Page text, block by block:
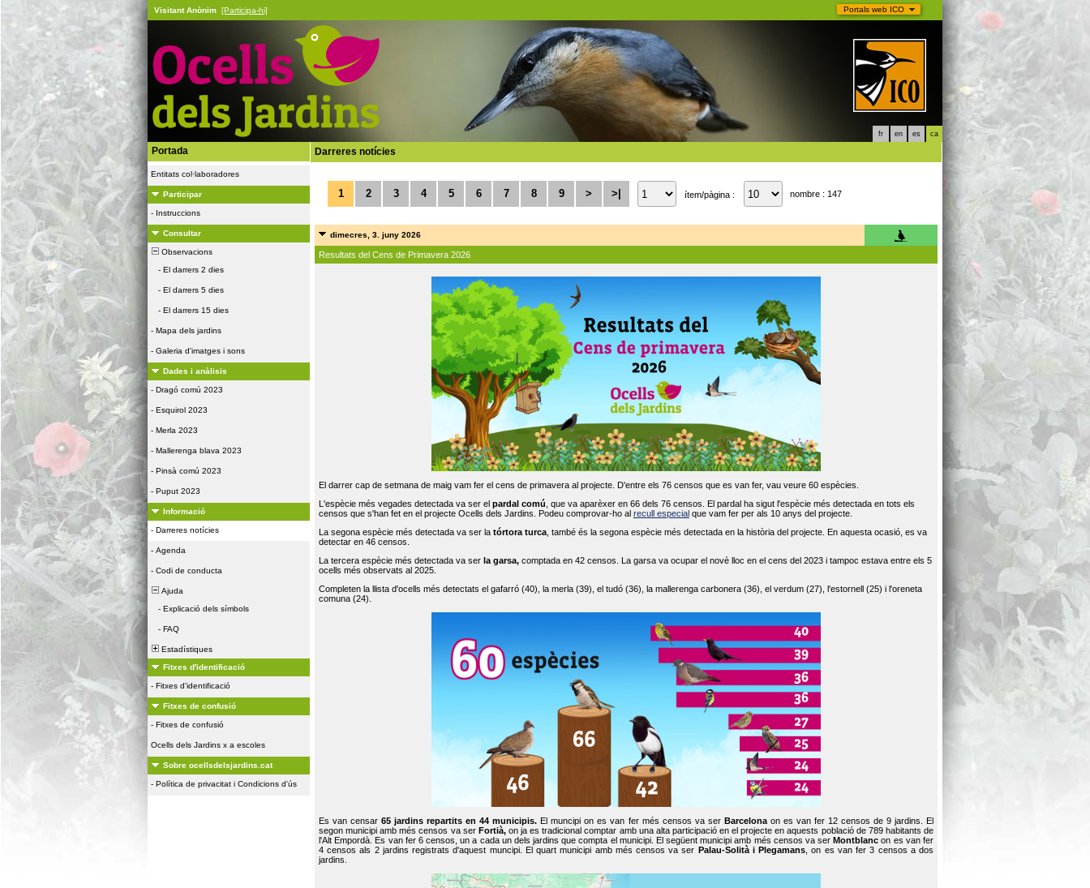
Portals web ICO
Visitant Anònim [Participa-hi]
fr en es ca
Portada
Entitats col·laboradores
Participar
- Instruccions
Consultar
Observacions
- El darrers 2 dies
- El darrers 5 dies
- El darrers 15 dies
- Mapa dels jardins
- Galeria d'imatges i sons
Dades i anàlisis
- Dragó comú 2023
- Esquirol 2023
- Merla 2023
- Mallerenga blava 2023
- Pinsà comú 2023
- Puput 2023
Informació
- Darreres notícies
- Agenda
- Codi de conducta
Ajuda
- Explicació dels símbols
- FAQ
Estadístiques
Fitxes d'identificació
- Fitxes d'identificació
Fitxes de confusió
- Fitxes de confusió
Ocells dels Jardins x a escoles
Sobre ocellsdelsjardins.cat
- Política de privacitat i Condicions d'ús
Darreres notícies
1 2 3 4 5 6 7 8 9 > >| ítem/pàgina : nombre : 147
dimecres, 3. juny 2026
Resultats del Cens de Primavera 2026
El darrer cap de setmana de maig vam fer el cens de primavera al projecte. D'entre els 76 censos que es van fer, vau veure 60 espècies.
L'espècie més vegades detectada va ser el pardal comú , que va aparèxer en 66 dels 76 censos. El pardal ha sigut l'espècie més detectada en tots els
censos que s'han fet en el projecte Ocells dels Jardins. Podeu comprovar-ho al recull especial que vam fer per als 10 anys del projecte.
La segona espècie més detectada va ser la tórtora turca , també és la segona espècie més detectada en la història del projecte. En aquesta ocasió, es va
detectar en 46 censos.
La tercera espècie més detectada va ser la garsa, comptada en 42 censos. La garsa va ocupar el novè lloc en el cens del 2023 i tampoc estava entre els 5
ocells més observats al 2025.
Completen la llista d'ocells més detectats el gafarró (40), la merla (39), el tudó (36), la mallerenga carbonera (36), el verdum (27), l'estornell (25) i l'oreneta
comuna (24).
Es van censar65 jardins repartits en 44 municipis. El muncipi on es van fer més censos va ser Barcelonaon es van fer 12 censos de 9 jardins. El
segon municipi amb més censos va ser Fortià, on ja es tradicional comptar amb una alta participació en el projecte en aquests població de 789 habitants de
l'Alt Empordà. Es van fer 6 censos, un a cada un dels jardins que compta el municipi. El següent municipi amb més censos va serMontblanc on es van fer
4 censos als 2 jardins registrats d'aquest muncipi. El quart municipi amb més censos va ser Palau-Solità i Plegamans , on es van fer 3 censos a dos
jardins.